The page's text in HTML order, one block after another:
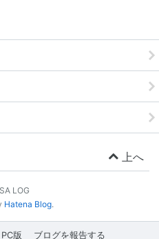
上へ
LOG
Hatena Blog.
PC版 ブログを報告する